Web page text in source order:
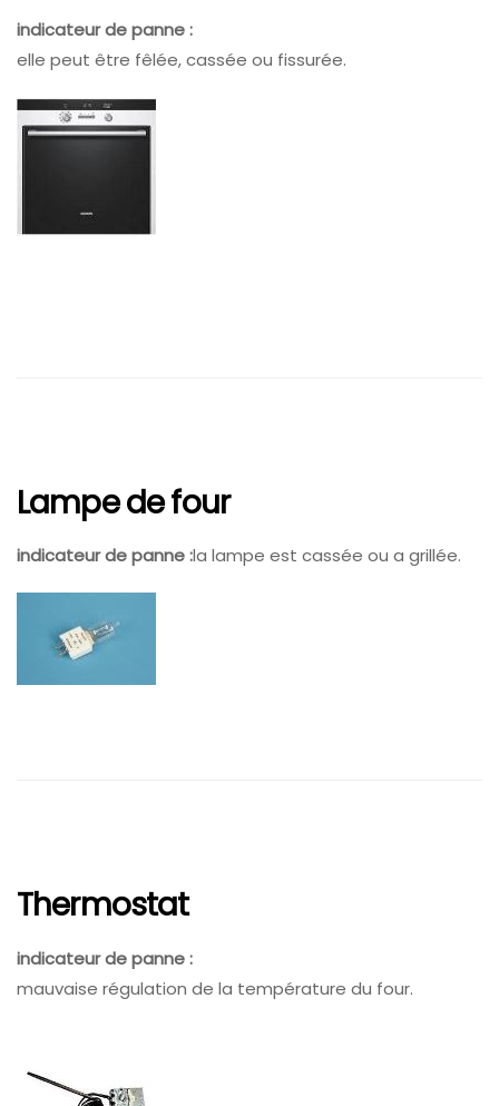
indicateur de panne :
elle peut être fêlée, cassée ou fissurée.
Lampe de four
indicateur de panne :la lampe est cassée ou a grillée.
Thermostat
indicateur de panne :
mauvaise régulation de la température du four.